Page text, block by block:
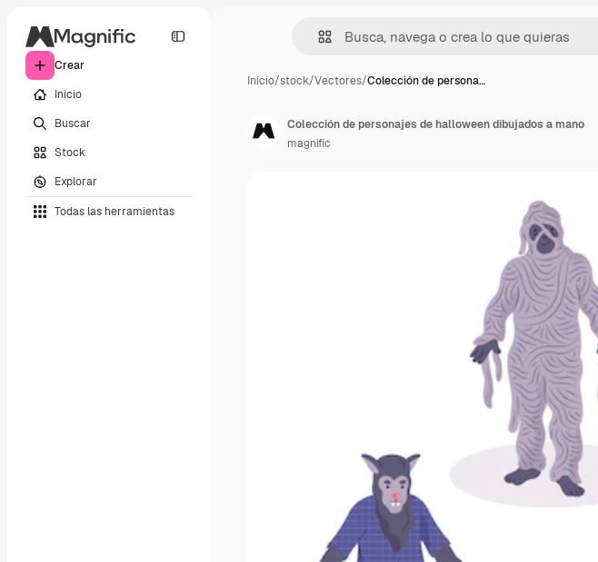
Crear
Inicio
Buscar
Stock
Explorar
Todas las herramientas
Inicio/stock/Vectores/Colección de persona…
Colección de personajes de halloween dibujados a mano
magnific